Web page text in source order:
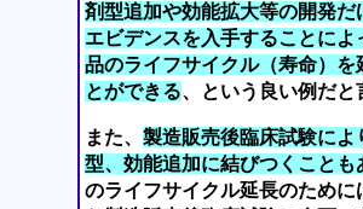
剤型追加や効能拡大等の開発だ
エビデンスを入手することによ
品のライフサイクル（寿命）を
とができる、という良い例だと
また、 製造販売後臨床試験によ
型、効能追加に結びつくことも
のライフサイクル延長のために